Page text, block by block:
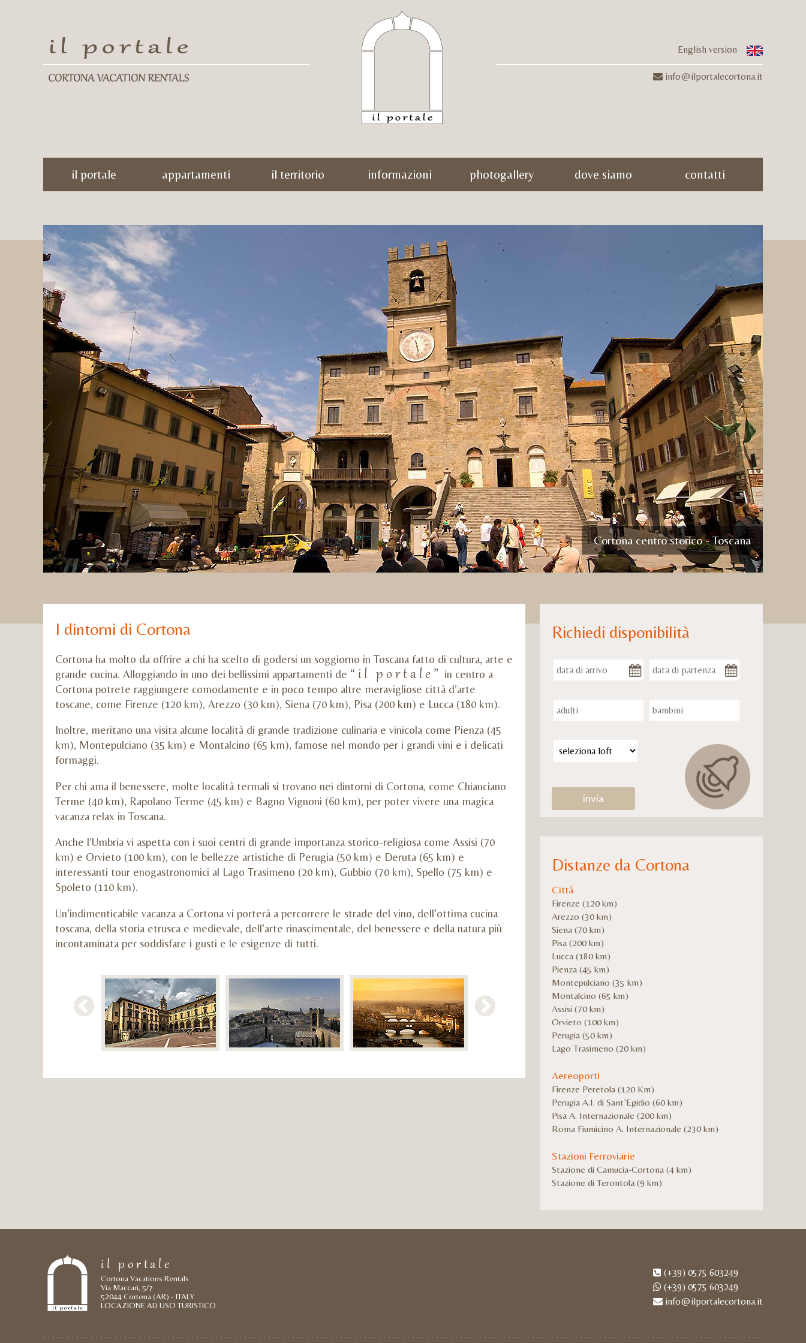
info@ilportalecortona.it
English version
il portale appartamenti il territorio informazioni photogallery dove siamo contatti
Cortona centro storico - Toscana
I dintorni di Cortona
Cortona ha molto da offrire a chi ha scelto di godersi un soggiorno in Toscana fatto di cultura, arte e
grande cucina. Alloggiando in uno dei bellissimi appartamenti de “il portale” in centro a
Cortona potrete raggiungere comodamente e in poco tempo altre meravigliose città d’arte
toscane, come Firenze (120 km), Arezzo (30 km), Siena (70 km), Pisa (200 km) e Lucca (180 km).
Inoltre, meritano una visita alcune località di grande tradizione culinaria e vinicola come Pienza (45
km), Montepulciano (35 km) e Montalcino (65 km), famose nel mondo per i grandi vini e i delicati
formaggi.
Per chi ama il benessere, molte località termali si trovano nei dintorni di Cortona, come Chianciano
Terme (40 km), Rapolano Terme (45 km) e Bagno Vignoni (60 km), per poter vivere una magica
vacanza relax in Toscana.
Anche l’Umbria vi aspetta con i suoi centri di grande importanza storico-religiosa come Assisi (70
km) e Orvieto (100 km), con le bellezze artistiche di Perugia (50 km) e Deruta (65 km) e
interessanti tour enogastronomici al Lago Trasimeno (20 km), Gubbio (70 km), Spello (75 km) e
Spoleto (110 km).
Un’indimenticabile vacanza a Cortona vi porterà a percorrere le strade del vino, dell’ottima cucina
toscana, della storia etrusca e medievale, dell’arte rinascimentale, del benessere e della natura più
incontaminata per soddisfare i gusti e le esigenze di tutti.
Richiedi disponibilità
Distanze da Cortona
Città
Firenze (120 km)
Arezzo (30 km)
Siena (70 km)
Pisa (200 km)
Lucca (180 km)
Pienza (45 km)
Montepulciano (35 km)
Montalcino (65 km)
Assisi (70 km)
Orvieto (100 km)
Perugia (50 km)
Lago Trasimeno (20 km)
Aereoporti
Firenze Peretola (120 Km)
Perugia A.I. di Sant’Egidio (60 km)
Pisa A. Internazionale (200 km)
Roma Fiumicino A. Internazionale (230 km)
Stazioni Ferroviarie
Stazione di Camucia-Cortona (4 km)
Stazione di Terontola (9 km)
il portale
Cortona Vacations Rentals
Via Maccari, 5/7
52044 Cortona (AR) - ITALY
LOCAZIONE AD USO TURISTICO
(+39) 0575 603249
(+39) 0575 603249
info@ilportalecortona.it